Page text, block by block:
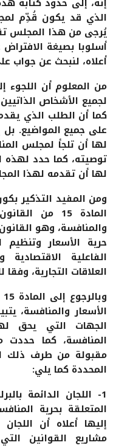
الذي قد يكون قُدِّم
يُرجى من هذا المجلس
أسلوبا بصيغة
أعلاه، لنبحث عن جواب
من المعلوم أن
لجميع الأشخاص
كما أن الطلب الذي
على جميع المواضيع.
لها أن تلجأ لمجلس
توصيته، كما حدد
لها أن تقدمه لهذا
ومن المفيد التذكير
والمنافسة، وهو
حرية الأسعار
الفاعلية
العلاقات التجارية، وفقا
الأسعار والمنافسة،
الجهات التي يحق
المنافسة، كما
مقبولة من طرف ذلك
المحددة كما يلي:
1- اللجان الدائمة
إليها أعلاه أن اللجان
مشاريع القوانين